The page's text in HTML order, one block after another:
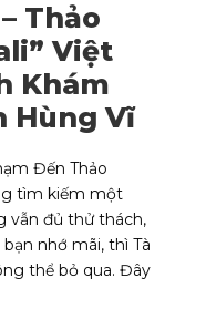
Thảo
Việt
Khám
Hùng Vĩ
Đến Thảo
tìm kiếm một
vẫn đủ thử thách,
nhớ mãi, thì Tà
thể bỏ qua. Đây